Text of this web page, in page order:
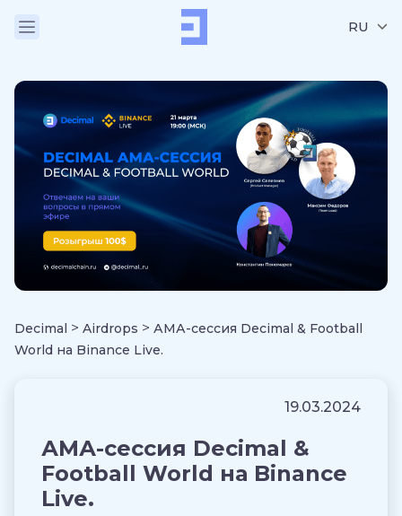
RU
Decimal > Airdrops > АМА-сессия Decimal & Football
World на Binance Live.
19.03.2024
АМА-сессия Decimal &
Football World на Binance
Live.